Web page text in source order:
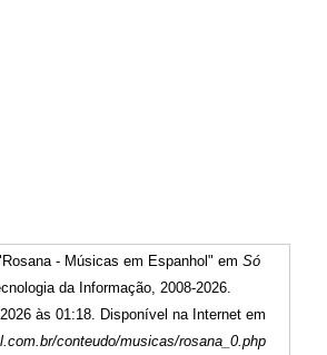
- Músicas em Espanhol" emSó
da Informação, 2008-2026.
às 01:18. Disponível na Internet em
conteudo/musicas/rosana_0.php